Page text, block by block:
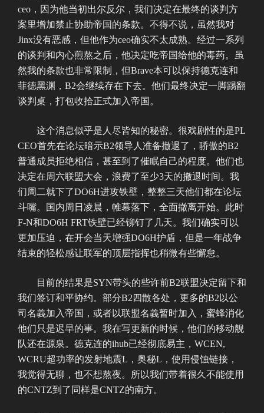
ceo，因为他当初出尔反尔，我们决定在最终的谈判方
案里增加禁止协助帝国的条款。不得不说，虽然我对
Jinx没有恶感，但他作为ceo确实不太成熟。经过一系列
的谈判和内心煎熬之后，他决定吃帝国给他的毒药。虽
然我的条款也非常限制，但Brave本可以保持德克连和
菲德黑渊，B2会继续存在下去。他们最终决定一脚踢翻
谈判桌，打包收拾正式加入帝国。
这个消息似乎是人尽皆知的秘密。很戏剧性的是PL
CEO首先在论坛暗示B2领导人准备撤退了，骄傲的B2
普通成员拒绝相信，甚至到了催眠自己的程度。他们也
决定在周六联盟大会，浪费了至少3天的撤退时间。我
们周二就下了DO6H进攻铁壁，整整三天他们都在论坛
斗嘴。国内周日凌晨，帷幕落下，全面撤离开始。此时
F-N和DO6H FRT铁壁已经铆钉了几天。我们确实可以
更加压迫，在开会当天增强DO6H护盾，但是一年战争
结束的轻松感让联军的顶层指挥也稍微有些懈怠。
目前的结果是SYN带头的些许前B2联盟决定留下和
我们签订和平协约。部分B2四散各处，更多的B2以公
司名義加入帝国，或者以联盟名義暂时加入，蜜蜂消化
他们只是迟早的事。我在写更新的时候，他们的移动舰
队还在源泉。德克连的ihub已经彻底易主，WCEN,
WCRU超功率的发射地震L，奥秘L，使用侵蚀链接，
我觉得无聊，也不想熬夜。所以我们带着很久不能使用
的CNTZ到了同样是CNTZ的南方。